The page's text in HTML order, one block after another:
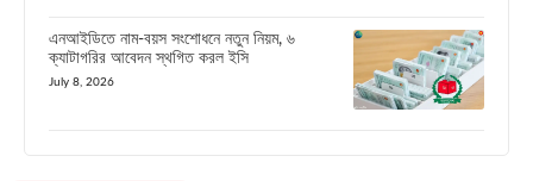
এনআইডিতে নাম-বয়স সংশোধনে নতুন নিয়ম, ৬
ক্যাটাগরির আবেদন স্থগিত করল ইসি
July 8, 2026